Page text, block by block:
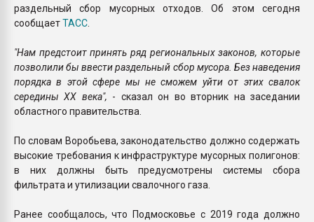
раздельный сбор мусорных отходов. Об этом сегодня
сообщаетТАСС
"Нам предстоит принять ряд региональных законов, которые
позволили бы ввести раздельный сбор мусора. Без наведения
порядка в этой сфере мы не сможем уйти от этих свалок
середины XX века", - сказал он во вторник на заседании
областного правительства.
По словам Воробьева, законодательство должно содержать
высокие требования к инфраструктуре мусорных полигонов:
в них должны быть предусмотрены системы сбора
фильтрата и утилизации свалочного газа.
Ранее сообщалось, что Подмосковье с 2019 года должно